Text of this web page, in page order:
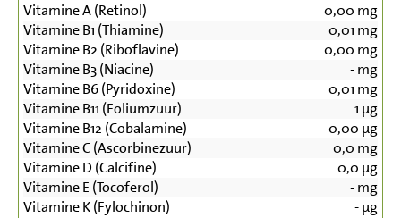
Vitamine A (Retinol) 0,00 mg
Vitamine B1 (Thiamine)
0,01 mg
Vitamine B2 (Riboflavine)
0,00 mg
Vitamine B3 (Niacine)
-mg
Vitamine B6 (Pyridoxine)
0,01 mg
Vitamine B11 (Foliumzuur)
1 µg
Vitamine B12 (Cobalamine)
0,00 µg
Vitamine C (Ascorbinezuur)
0,0 mg
Vitamine D (Calcifine)
0,0 µg
Vitamine E (Tocoferol)
-mg
Vitamine K (Fylochinon)
-µg